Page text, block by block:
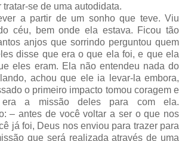
se de uma autodidata.
a partir de um sonho que teve. Viu
céu, bem onde ela estava. Ficou tão
anjos que sorrindo perguntou quem
disse que era o que ela foi, e que ela
eles eram. Ela não entendeu nada do
achou que ele ia levar-la embora,
o primeiro impacto tomou coragem e
era a missão deles para com ela.
– antes de você voltar a ser o que nos
já foi, Deus nos enviou para trazer para
que será realizada através de uma